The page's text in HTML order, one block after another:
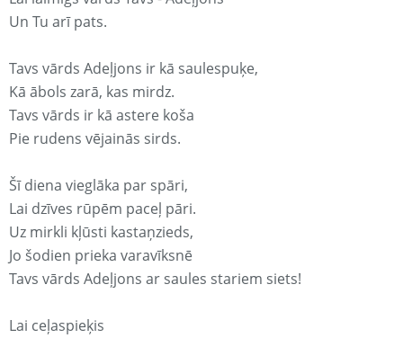
Un Tu arī pats.
Tavs vārds Adeļjons ir kā saulespuķe,
Kā ābols zarā, kas mirdz.
Tavs vārds ir kā astere koša
Pie rudens vējainās sirds.
Šī diena vieglāka par spāri,
Lai dzīves rūpēm paceļ pāri.
Uz mirkli kļūsti kastaņzieds,
Jo šodien prieka varavīksnē
Tavs vārds Adeļjons ar saules stariem siets!
Lai ceļaspieķis